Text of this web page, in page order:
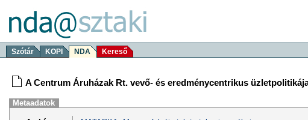
Szótár KOPI NDA Kereső
A Centrum Áruházak Rt. vevő- és eredménycentrikus
Metaadatok